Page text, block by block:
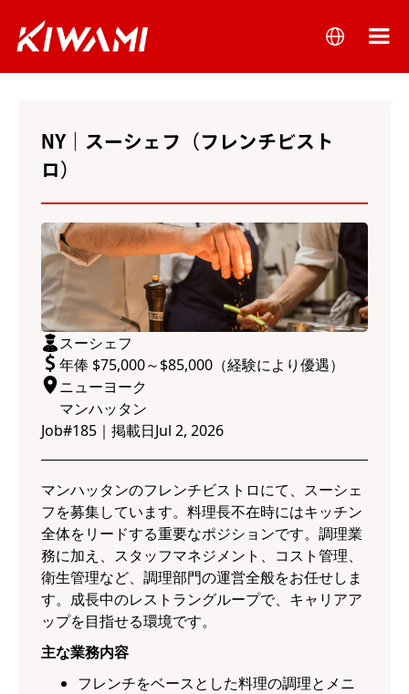
NY｜スーシェフ（フレンチビスト
ロ）
スーシェフ
年俸 $75,000～$85,000（経験により優遇）
ニューヨーク
マンハッタン
Job#185 ｜ 掲載日Jul 2, 2026
マンハッタンのフレンチビストロにて、スーシェ
フを募集しています。料理長不在時にはキッチン
全体をリードする重要なポジションです。調理業
務に加え、スタッフマネジメント、コスト管理、
衛生管理など、調理部門の運営全般をお任せしま
す。成長中のレストラングループで、キャリアア
ップを目指せる環境です。
主な業務内容
フレンチをベースとした料理の調理とメニ